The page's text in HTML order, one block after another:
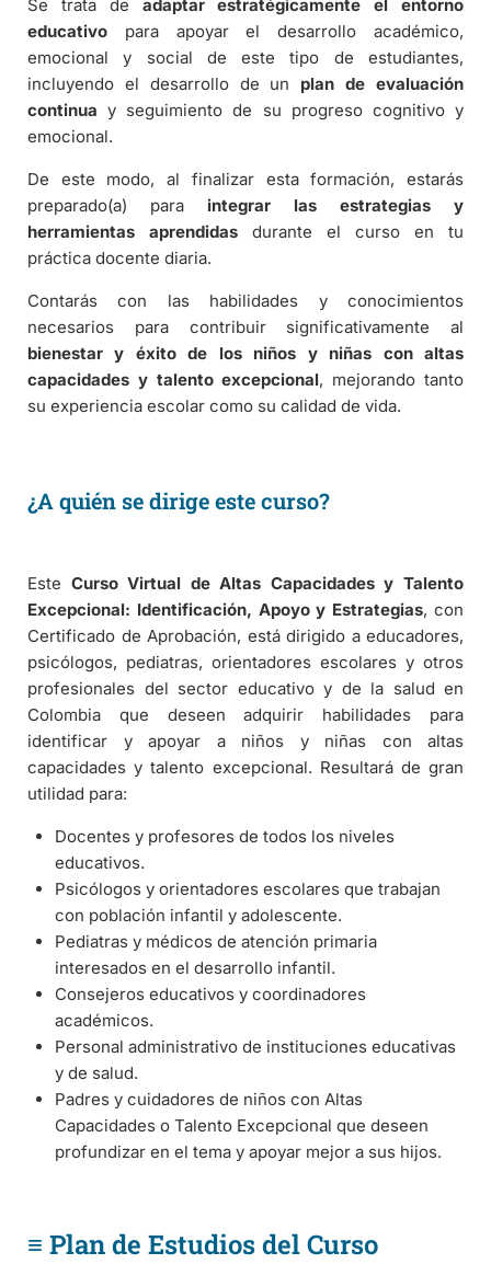
Se trata de adaptar estratégicamente el entorno
educativo para apoyar el desarrollo académico,
emocional y social de este tipo de estudiantes,
incluyendo el desarrollo de un plan de evaluación
continua y seguimiento de su progreso cognitivo y
emocional.
De este modo, al finalizar esta formación, estarás
preparado(a) para integrar las estrategias y
herramientas aprendidas durante el curso en tu
práctica docente diaria.
Contarás con las habilidades y conocimientos
necesarios para contribuir significativamente al
bienestar y éxito de los niños y niñas con altas
capacidades y talento excepcional, mejorando tanto
su experiencia escolar como su calidad de vida.
¿A quién se dirige este curso?
Este Curso Virtual de Altas Capacidades y Talento
Excepcional: Identificación, Apoyo y Estrategias, con
Certificado de Aprobación, está dirigido a educadores,
psicólogos, pediatras, orientadores escolares y otros
profesionales del sector educativo y de la salud en
Colombia que deseen adquirir habilidades para
identificar y apoyar a niños y niñas con altas
capacidades y talento excepcional. Resultará de gran
utilidad para:
Docentes y profesores de todos los niveles
educativos.
Psicólogos y orientadores escolares que trabajan
con población infantil y adolescente.
Pediatras y médicos de atención primaria
interesados en el desarrollo infantil.
Consejeros educativos y coordinadores
académicos.
Personal administrativo de instituciones educativas
y de salud.
Padres y cuidadores de niños con Altas
Capacidades o Talento Excepcional que deseen
profundizar en el tema y apoyar mejor a sus hijos.
≡ Plan de Estudios del Curso